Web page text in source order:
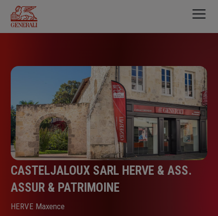
contenu
principal
CASTELJALOUX SARL HERVE & ASS.
ASSUR & PATRIMOINE
HERVE Maxence